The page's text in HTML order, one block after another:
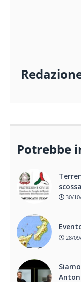
Potrebbe
30/
28/